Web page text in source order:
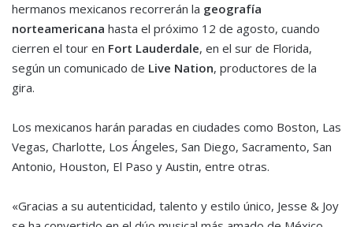
hermanos mexicanos recorrerán la geografía
norteamericana hasta el próximo 12 de agosto, cuando
cierren el tour en Fort Lauderdale, en el sur de Florida,
según un comunicado de Live Nation, productores de la
gira.
Los mexicanos harán paradas en ciudades como Boston, Las
Vegas, Charlotte, Los Ángeles, San Diego, Sacramento, San
Antonio, Houston, El Paso y Austin, entre otras.
«Gracias a su autenticidad, talento y estilo único, Jesse & Joy